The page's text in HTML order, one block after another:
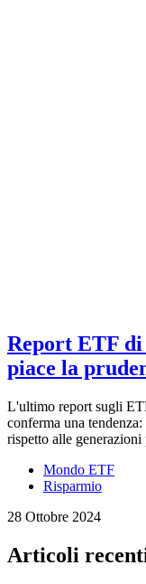
Report ETF
piace la
L'ultimo report sugli
conferma una
rispetto alle generazioni
Mondo ETF
Risparmio
28 Ottobre 2024
Articoli